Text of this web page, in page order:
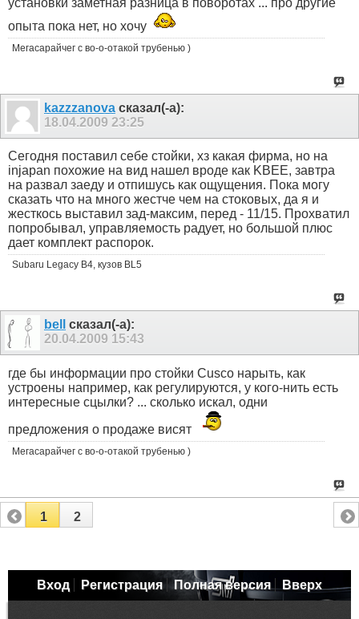
установки заметная разница в поворотах ... про другие
опыта пока нет, но хочу
Мегасарайчег с во-о-отакой трубенью )
kazzzanova сказал(-а):
18.04.2009 23:25
Сегодня поставил себе стойки, хз какая фирма, но на
injapan похожие на вид нашел вроде как KBEE, завтра
на развал заеду и отпишусь как ощущения. Пока могу
сказать что на много жестче чем на стоковых, да я и
жесткось выставил зад-максим, перед - 11/15. Прохватил
попробывал, управляемость радует, но большой плюс
дает комплект распорок.
Subaru Legacy B4, кузов BL5
bell
сказал(-а):
20.04.2009 15:43
где бы информации про стойки Cusco нарыть, как
устроены например, как регулируются, у кого-нить есть
интересные сцылки? ... сколько искал, одни
предложения о продаже висят
Мегасарайчег с во-о-отакой трубенью )
1 2
Вход Регистрация Полная версия Вверх